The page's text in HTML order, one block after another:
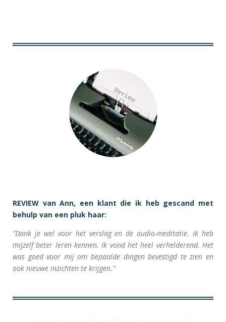
REVIEW van Ann, een klant die ik heb gescand met
behulp van een pluk haar:
"Dank je wel voor het verslag en de audio-meditatie. Ik heb
mijzelf beter leren kennen. Ik vond het heel verhelderend. Het
was goed voor mij om bepaalde dingen bevestigd te zien en
ook nieuwe inzichten te krijgen."